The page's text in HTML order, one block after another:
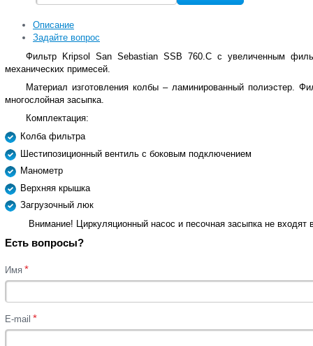
Описание
Задайте вопрос
Фильтр Kripsol San Sebastian SSB 760.C с увеличенным
механических примесей.
Материал изготовления колбы – ламинированный полиэстер.
многослойная засыпка.
Комплектация:
Колба фильтра
Шестипозиционный вентиль с боковым подключением
Манометр
Верхняя крышка
Загрузочный люк
Внимание! Циркуляционный насос и песочная засыпка не входят
Есть вопросы?
Имя *
E-mail *